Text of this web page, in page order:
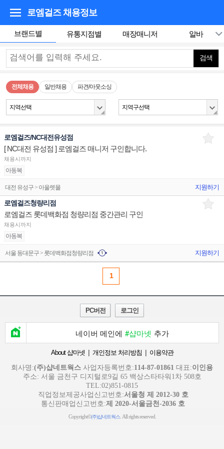
로엠걸즈채용정보
브랜드별 유통지점별 매장매니저 알바
검색
전체채용 일반채용 파견/아웃소싱
지역선택 지역구선택
로엠걸즈/NC대전유성점
[ NC대전 유성점 ] 로엠걸즈 매니저 구인합니다.
채용시까지
아동복
대전 유성구 > 아울렛몰 지원하기
로엠걸즈청량리점
로엠걸즈 롯데백화점 청량리점 중간관리 구인
채용시까지
아동복
서울 동대문구 > 롯데백화점청량리점 지원하기
1
PC버전 로그인
네이버 메인에 #샵마넷 추가
About 샵마넷 | 개인정보 처리방침 | 이용약관
회사명:(주)샵네트웍스 사업자등록번호:114-87-01861 대표:이인용
주소: 서울 금천구 디지털로9길 65 백상스타타워1차 508호
TEL:02)851-0815
직업정보제공사업신고번호:서울청 제 2012-30 호
통신판매업신고번호:제 2020-서울금천-2036 호
Copyright©(주)샵네트웍스. All rights reserved.